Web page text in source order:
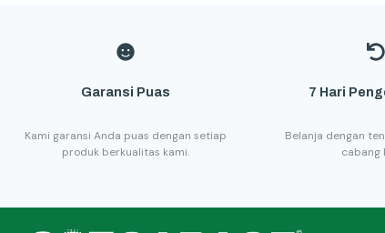
Garansi Puas
Kami garansi Anda puas dengan setiap
produk berkualitas kami.
7 Hari
Belanja dengan
cabang